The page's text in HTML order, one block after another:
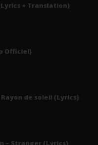
+ Translation)
Officiel)
de soleil (Lyrics)
– Stranger (Lyrics)